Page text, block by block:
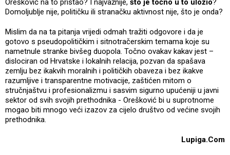
Domoljublje nije, političku ili stranačku aktivnost nije, što je onda?
Mislim da na ta pitanja vrijedi odmah tražiti odgovore i da je
gotovo s pseudopolitičkim i sitnotračerskim temama koje su
nametnule stranke bivšeg duopola. Točno ovakav kakav jest –
dislociran od Hrvatske i lokalnih relacija, pozvan da spašava
zemlju bez ikakvih moralnih i političkih obaveza i bez ikakve
razumljive i transparentne motivacije, zaštićen mitom o
stručnjaštvu i profesionalizmu i sasvim sigurno upućeniji u javni
sektor od svih svojih prethodnika - Orešković bi u suprotnome
mogao biti mnogo veći izazov za cijelo društvo od većine svojih
prethodnika.
Lupiga.Com